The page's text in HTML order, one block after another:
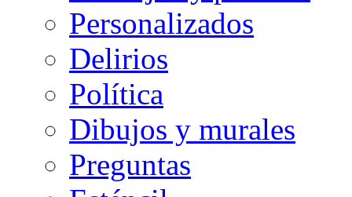
Personalizados
Delirios
Política
Dibujos y murales
Preguntas